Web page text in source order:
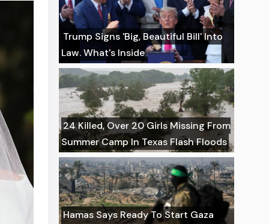
Trump Signs 'Big, Beautiful Bill' Into
Law. What's Inside
24 Killed, Over 20 Girls Missing From
Summer Camp In Texas Flash Floods
Hamas Says Ready To Start Gaza